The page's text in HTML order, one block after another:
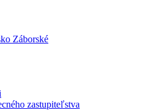
Záborské
zastupiteľstva